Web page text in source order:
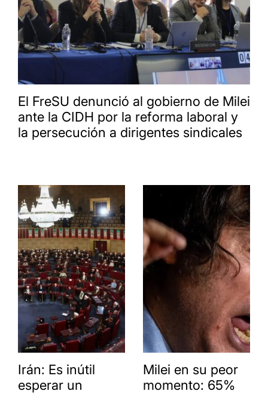
El FreSU denunció al gobierno de Milei
ante la CIDH por la reforma laboral y
la persecución a dirigentes sindicales
Irán: Es inútil
esperar un
Milei en su peor
momento: 65%